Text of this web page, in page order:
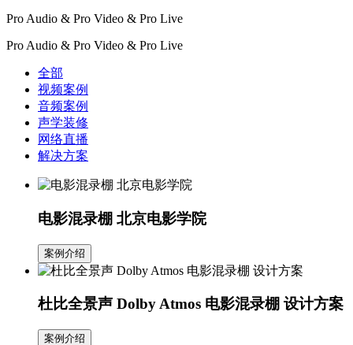
Pro Audio & Pro Video & Pro Live
Pro Audio & Pro Video & Pro Live
全部
视频案例
音频案例
声学装修
网络直播
解决方案
电影混录棚 北京电影学院
案例介绍
杜比全景声 Dolby Atmos 电影混录棚 设计方案
案例介绍